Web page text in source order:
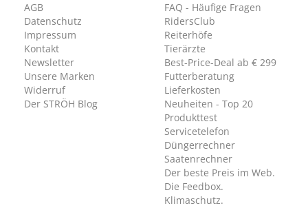
AGB
Datenschutz
Impressum
Kontakt
Newsletter
Unsere Marken
Widerruf
Der STRÖH Blog
FAQ - Häufige Fragen
RidersClub
Reiterhöfe
Tierärzte
Best-Price-Deal ab € 299
Futterberatung
Lieferkosten
Neuheiten - Top 20
Produkttest
Servicetelefon
Düngerrechner
Saatenrechner
Der beste Preis im Web.
Die Feedbox.
Klimaschutz.